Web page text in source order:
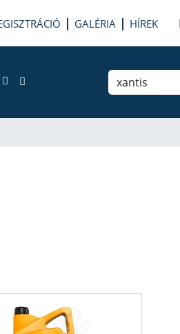
GALÉRIA HÍREK